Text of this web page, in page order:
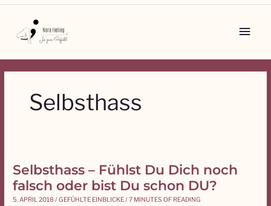
Zum
springen
Main
Selbsthass
Selbsthass – Fühlst Du Dich noch
falsch oder bist Du schon DU?
5. APRIL 2018/GEFÜHLTE EINBLICKE/7 MINUTES OF READING
Selbsthass
–
Fühlst